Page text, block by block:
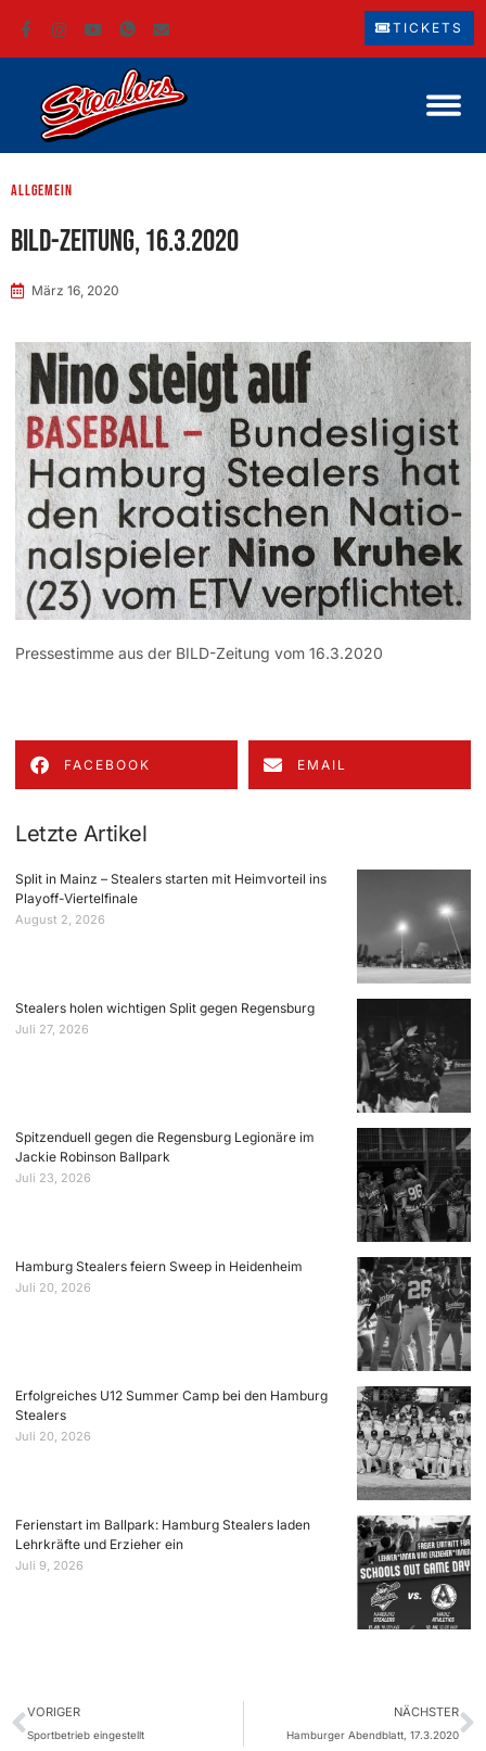
TICKETS
Allgemein
BILD-Zeitung, 16.3.2020
März 16, 2020
Pressestimme aus der BILD-Zeitung vom 16.3.2020
FACEBOOK EMAIL
Letzte Artikel
Split in Mainz – Stealers starten mit Heimvorteil ins
Playoff-Viertelfinale
August 2, 2026
Stealers holen wichtigen Split gegen Regensburg
Juli 27, 2026
Spitzenduell gegen die Regensburg Legionäre im
Jackie Robinson Ballpark
Juli 23, 2026
Hamburg Stealers feiern Sweep in Heidenheim
Juli 20, 2026
Erfolgreiches U12 Summer Camp bei den Hamburg
Stealers
Juli 20, 2026
Ferienstart im Ballpark: Hamburg Stealers laden
Lehrkräfte und Erzieher ein
Juli 9, 2026
VORIGER
Sportbetrieb eingestellt
NÄCHSTER
Hamburger Abendblatt, 17.3.2020